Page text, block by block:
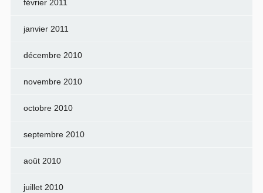
février 2011
janvier 2011
décembre 2010
novembre 2010
octobre 2010
septembre 2010
août 2010
juillet 2010